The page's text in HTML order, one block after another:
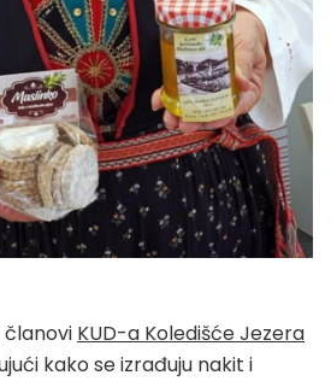
članovi KUD-a Koledišće Jezera
kako se izrađuju nakit i